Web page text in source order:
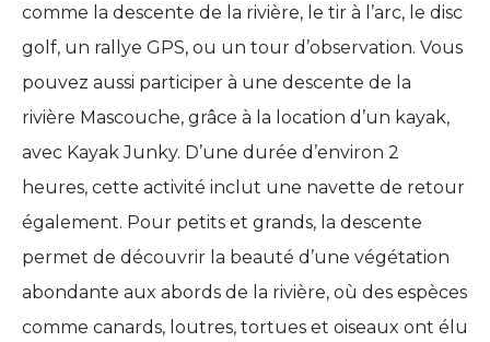
comme la descente de la rivière, le tir à l’arc, le disc
golf, un rallye GPS, ou un tour d’observation. Vous
pouvez aussi participer à une descente de la
rivière Mascouche, grâce à la location d’un kayak,
avec Kayak Junky. D’une durée d’environ 2
heures, cette activité inclut une navette de retour
également. Pour petits et grands, la descente
permet de découvrir la beauté d’une végétation
abondante aux abords de la rivière, où des espèces
comme canards, loutres, tortues et oiseaux ont élu